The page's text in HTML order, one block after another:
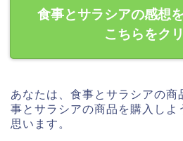
食事とサラシアの感想
こちらをク
あなたは、食事とサラシアの商
事とサラシアの商品を購入しよ
思います。